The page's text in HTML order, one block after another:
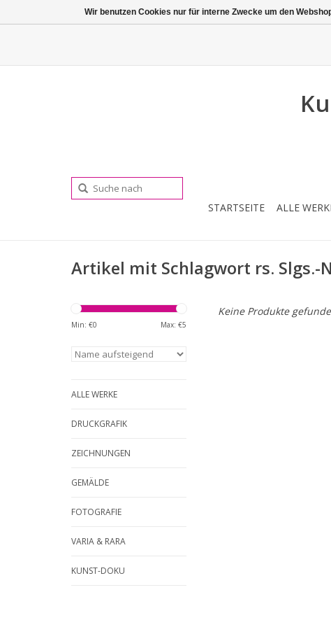
STARTSEITE ALLE
Artikel mit Schlagwort rs. Slgs.-
Min: €0 Max: €5
ALLE WERKE
DRUCKGRAFIK
ZEICHNUNGEN
GEMÄLDE
FOTOGRAFIE
VARIA & RARA
KUNST-DOKU
Keine Produkte
Wir benutzen Cookies nur für interne Zwecke um den